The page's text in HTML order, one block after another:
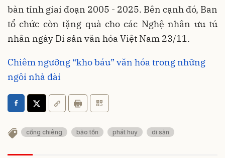
bàn tỉnh giai đoạn 2005 - 2025. Bên cạnh đó, Ban
tổ chức còn tặng quà cho các Nghệ nhân ưu tú
nhân ngày Di sản văn hóa Việt Nam 23/11.
Chiêm ngưỡng “kho báu” văn hóa trong những
ngôi nhà dài
cồng chiêng bảo tồn phát huy di sản